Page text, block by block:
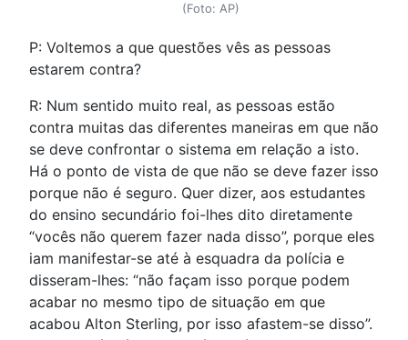
(Foto: AP)
P: Voltemos a que questões vês as pessoas
estarem contra?
R: Num sentido muito real, as pessoas estão
contra muitas das diferentes maneiras em que não
se deve confrontar o sistema em relação a isto.
Há o ponto de vista de que não se deve fazer isso
porque não é seguro. Quer dizer, aos estudantes
do ensino secundário foi-lhes dito diretamente
“vocês não querem fazer nada disso”, porque eles
iam manifestar-se até à esquadra da polícia e
disseram-lhes: “não façam isso porque podem
acabar no mesmo tipo de situação em que
acabou Alton Sterling, por isso afastem-se disso”.